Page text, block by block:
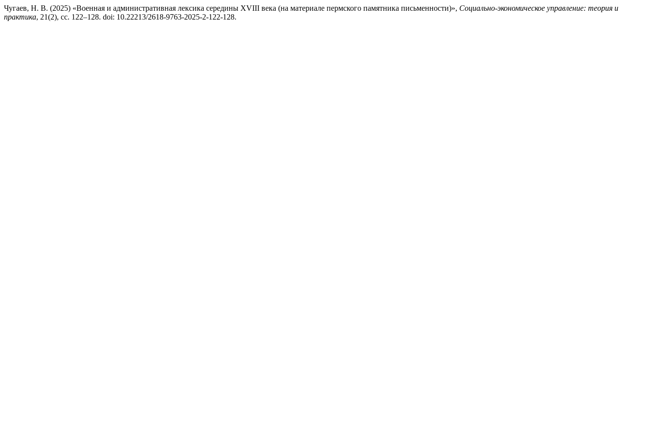
Чугаев, Н. В. (2025) «Военная и административная лексика середины XVIII века (на материале пермского памятника письменности)», Социально-экономическое управление: теория и
практика, 21(2), сс. 122–128. doi: 10.22213/2618-9763-2025-2-122-128.